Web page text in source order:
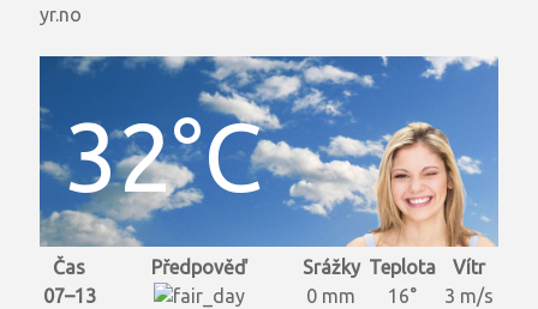
yr.no
32°C
Čas Předpověď Srážky Teplota
Vítr
07–13
0 mm 16°
3 m/s